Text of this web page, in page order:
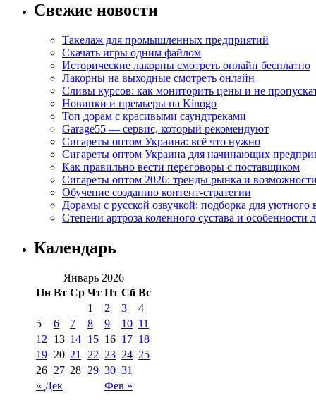
Свежие новости
Такелаж для промышленных предприятий
Скачать игры одним файлом
Исторические лакорны смотреть онлайн бесплатно
Лакорны на выходные смотреть онлайн
Сливы курсов: как мониторить цены и не
Новинки и премьеры на Kinogo
Топ дорам с красивыми саундтреками
Garage55 — сервис, который рекомендуют
Сигареты оптом Украина: всё что нужно
Сигареты оптом Украина для начинающих
Как правильно вести переговоры с поставщиком
Сигареты оптом 2026: тренды рынка и возможности
Обучение созданию контент-стратегии
Дорамы с русской озвучкой: подборка для уютного
Степени артроза коленного сустава и особенности
Календарь
Январь 2026
Пн Вт Ср Чт Пт Сб Вс
« Дек Фев »
1 2 3
4
5
6 7 8 9 10 11
12
13 14 15 16 17 18
19 20 21 22 23 24 25
26 27 28 29 30 31